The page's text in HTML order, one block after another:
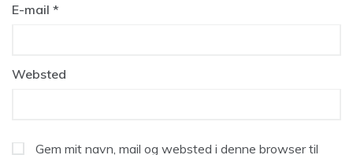
E-mail *
Websted
Gem mit navn, mail og websted i denne browser til